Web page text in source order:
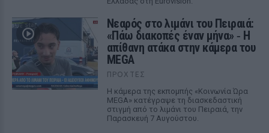
Νεαρός στο λιμάνι του Πειραιά:
«Πάω διακοπές έναν μήνα» ‑ Η
απίθανη ατάκα στην κάμερα του
MEGA
ΠΡΟΧΤΈΣ
Η κάμερα της εκπομπής «Κοινωνία Ώρα
MEGA» κατέγραψε τη διασκεδαστική
στιγμή από το λιμάνι του Πειραιά, την
Παρασκευή 7 Αυγούστου.